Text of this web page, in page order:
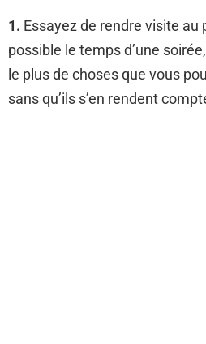
1. Essayez de rendre visite
possible le temps d’une
le plus de choses que vous
sans qu’ils s’en rendent